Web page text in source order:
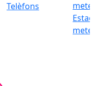
Telèfons